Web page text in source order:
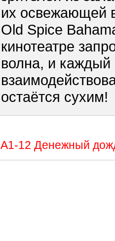
их освежающей
Old Spice
кинотеатре
волна, и каждый
остаётся сухим!
А1-12 Денежный